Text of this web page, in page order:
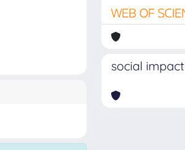
social impact